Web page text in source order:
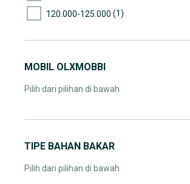
120.000-125.000 (1)
MOBIL OLXMOBBI
Pilih dari pilihan di bawah
TIPE BAHAN BAKAR
Pilih dari pilihan di bawah